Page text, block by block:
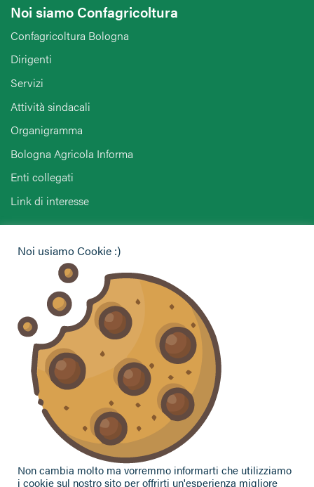
Noi siamo Confagricoltura
Confagricoltura Bologna
Dirigenti
Servizi
Attività sindacali
Organigramma
Bologna Agricola Informa
Enti collegati
Link di interesse
Vuoi contattarci per ricevere assistenza, lasciare un
commento o chiedere informazioni?
CONTATTACI
Seguici sui social
Noi usiamo Cookie :)
Non cambia molto ma vorremmo informarti che utilizziamo
i cookie sul nostro sito per offrirti un'esperienza migliore